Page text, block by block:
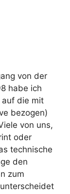
von der
habe ich
auf die mit
bezogen)
von uns,
oder
technische
den
zum